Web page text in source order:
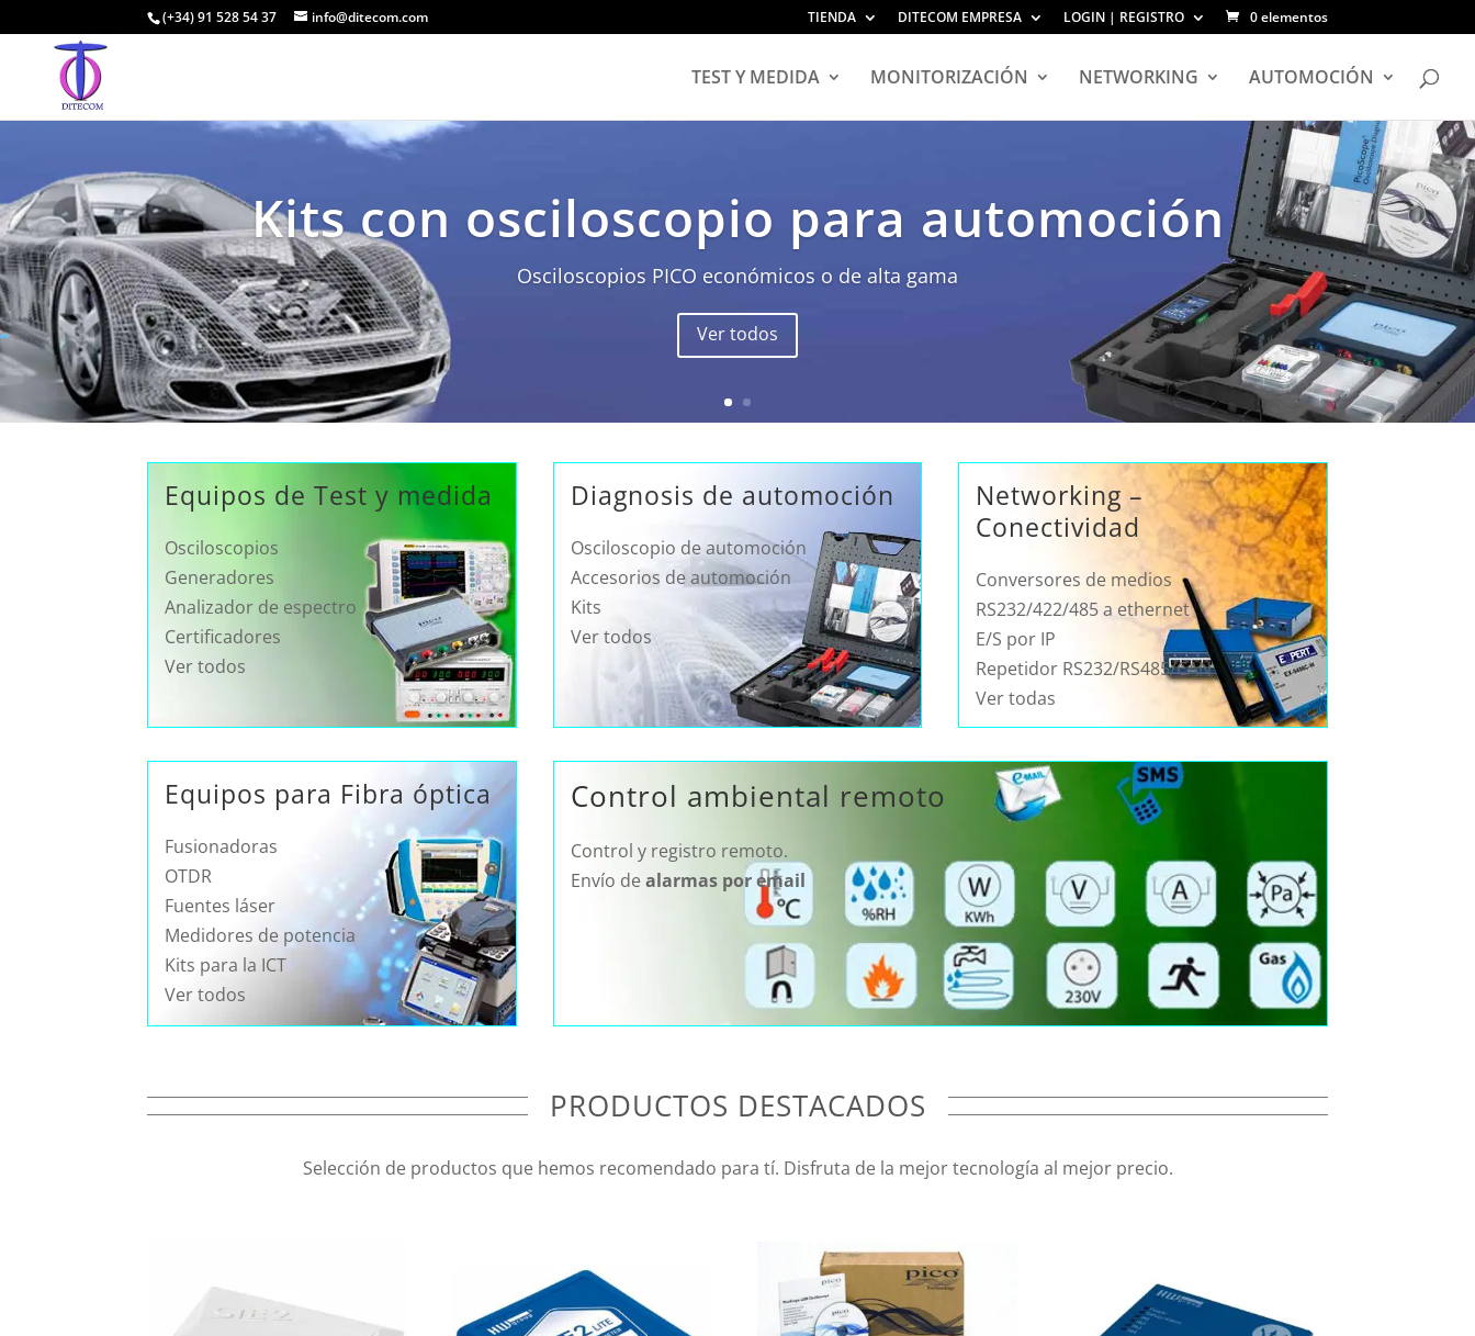
(+34) 91 528 54 37 info@ditecom.com TIENDA DITECOM EMPRESA LOGIN | REGISTRO 0 elementos
TEST Y MEDIDA MONITORIZACIÓN NETWORKING AUTOMOCIÓN
Kits con osciloscopio para automoción
Osciloscopios PICO económicos o de alta gama
Ver todos
Equipos de Test y medida
Osciloscopios
Generadores
Analizador de espectro
Certificadores
Ver todos
Diagnosis de automoción
Osciloscopio de automoción
Accesorios de automoción
Kits
Ver todos
Networking –
Conectividad
Conversores de medios
RS232/422/485 a ethernet
E/S por IP
Repetidor RS232/RS485/CAN
Ver todas
Equipos para Fibra óptica
Fusionadoras
OTDR
Fuentes láser
Medidores de potencia
Kits para la ICT
Ver todos
Control ambiental remoto
Control y registro remoto.
Envío de alarmas por email
PRODUCTOS DESTACADOS
Selección de productos que hemos recomendado para tí. Disfruta de la mejor tecnología al mejor precio.